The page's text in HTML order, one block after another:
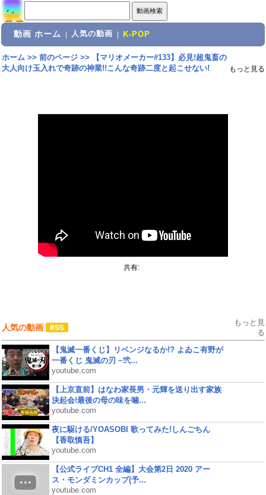
動画 ホーム 人気の動画 K-POP
ホーム>> 前のページ>>
【マリオメーカー#133】必見!超鬼畜の
大人向け玉入れで奇跡の神業!!こんな奇跡二度と起こせない!
もっと見る
共有:
人気の動画
もっと見
る
【鬼滅一番くじ】リベンジなるか!? よゐこ有野が
一番くじ 鬼滅の刃 ~弐...
youtube.com
【上京直前】はなわ家長男・元輝を送り出す家族
決起会!最後の母の味を噛...
youtube.com
夜に駆ける/YOASOBI 歌ってみた!しんごちん
【香取慎吾】
youtube.com
【公式ライブCH1 全編】大会第2日 2020 アー
ス・モンダミンカップ(予...
youtube.com